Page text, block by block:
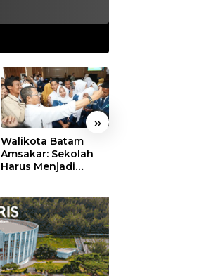
»
Walikota Batam
Amsakar: Sekolah
Harus Menjadi
dan Berprestasi